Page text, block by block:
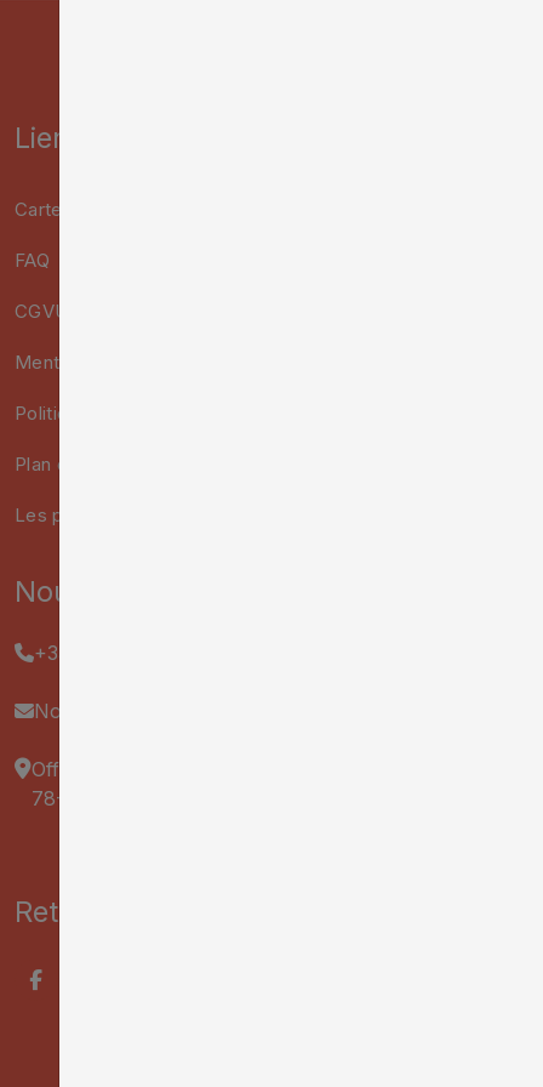
Liens utiles :
Carte interactive
FAQ
CGVU
Mentions légales
Politique de confidentialité
Plan du site
Les points de vente
Nous contacter :
+33 2 47 70 37 37
Nous écrire
Office de Tourisme & des Congrès Tours Val de Loire
78-82 Rue Bernard Palissy, 37000 Tours
Retrouvez nous sur :